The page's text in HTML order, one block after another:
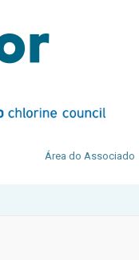
Área do Associado